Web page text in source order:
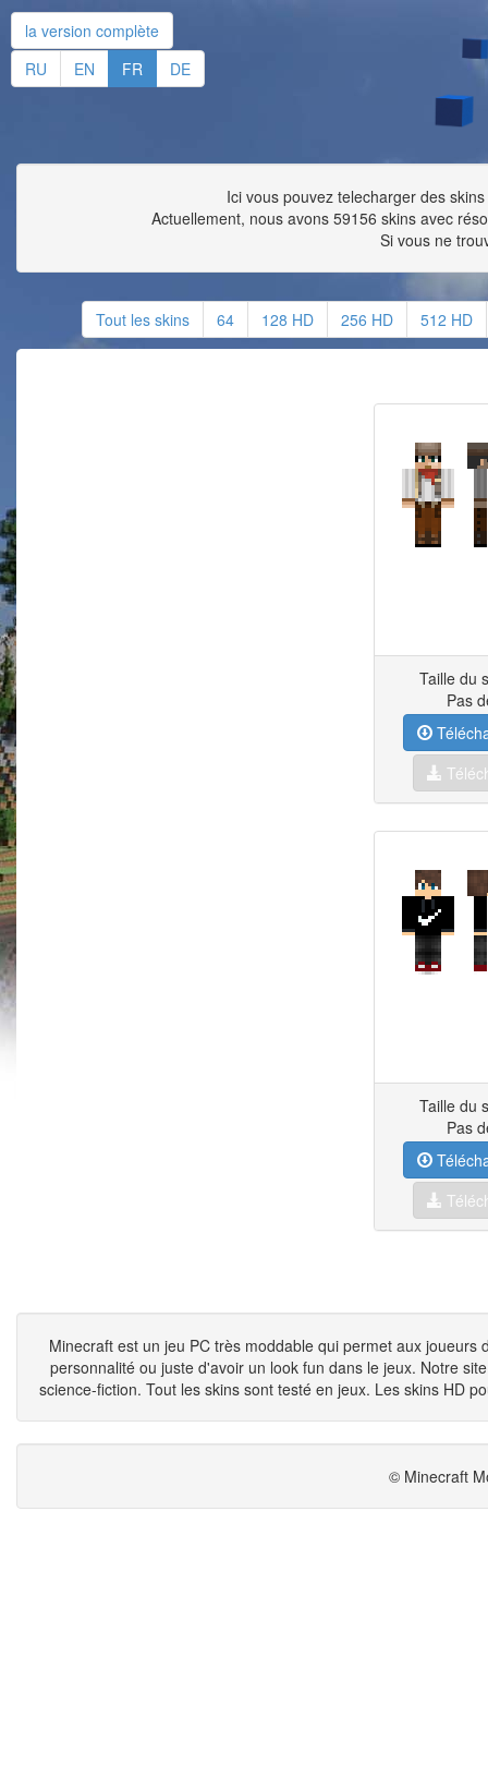
la version complète
RU
EN FR DE
Ici vous pouvez telecharger des
Actuellement, nous avons 59156 skins avec
Si vous ne
Tout les skins 64 128 HD 256 HD 512 HD
Taille du
Pas
Taille du
Pas
Minecraft est un jeu PC très moddable qui permet aux
personnalité ou juste d'avoir un look fun dans le jeux. Notre
science-fiction. Tout les skins sont testé en jeux. Les skins HD
© Minecraft